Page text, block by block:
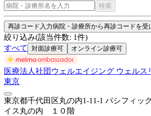
検索
再診コード入力病院・診療所から再診コードを受
絞り込み(該当件数: 1件)
すべて
対面診療可 オンライン診療可
医療法人社団ウェルエイジング ウェルス
東京
東京都千代田区丸の内1-11-1 パシフィッ
イス丸の内 １０階